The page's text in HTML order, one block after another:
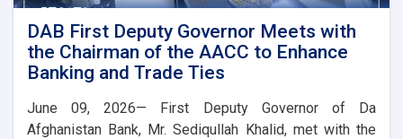
DAB First Deputy Governor Meets with
the Chairman of the AACC to Enhance
Banking and Trade Ties
June 09, 2026— First Deputy Governor of Da
Afghanistan Bank, Mr. Sediqullah Khalid, met with the